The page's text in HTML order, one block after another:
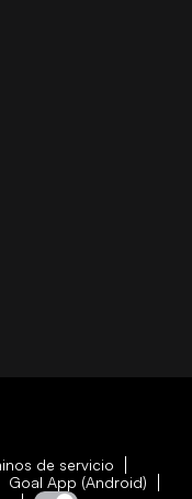
de servicio
Goal App (Android)